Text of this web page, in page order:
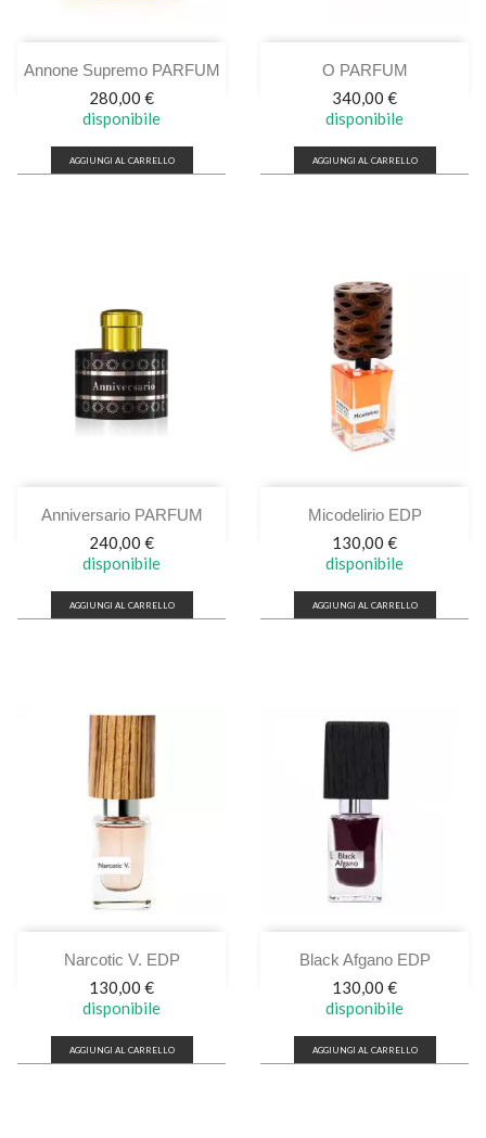
Annone Supremo PARFUM
Prezzo
280,00 €
disponibile
AGGIUNGI AL CARRELLO
O PARFUM
Prezzo
340,00 €
disponibile
AGGIUNGI AL CARRELLO
Anniversario PARFUM
Prezzo
240,00 €
disponibile
AGGIUNGI AL CARRELLO
Micodelirio EDP
Prezzo
130,00 €
disponibile
AGGIUNGI AL CARRELLO
Narcotic V. EDP
Prezzo
130,00 €
disponibile
AGGIUNGI AL CARRELLO
Black Afgano EDP
Prezzo
130,00 €
disponibile
AGGIUNGI AL CARRELLO